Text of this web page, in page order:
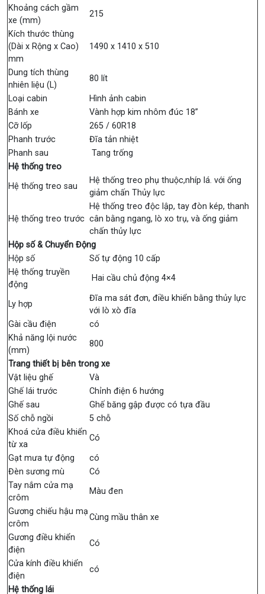
Khoảng cách gầm
xe (mm)
215
Kích thước thùng
(Dài x Rộng x Cao)
mm
1490 x 1410 x 510
Dung tích thùng
nhiên liệu (L)
80 lít
Loại cabin
Hình ảnh cabin
Bánh xe
Vành hợp kim nhôm đúc 18”
Cỡ lốp
265 / 60R18
Phanh trước
Đĩa tản nhiệt
Phanh sau
Tang trống
Hệ thống treo
Hệ thống treo sau
Hệ thống treo phụ thuộc,nhíp lá. với ống
giảm chấn Thủy lực
Hệ thống treo trước
Hệ thống treo độc lập, tay đòn kép, thanh
cân bằng ngang, lò xo trụ, và ống giảm
chấn thủy lực
Hộp số & Chuyển Động
Hộp số
Số tự động 10 cấp
Hệ thống truyền
động
Hai cầu chủ động 4×4
Ly hợp
Đĩa ma sát đơn, điều khiển bằng thủy lực
với lò xò đĩa
Gài cầu điện
có
Khả năng lội nước
(mm)
800
Trang thiết bị bên trong xe
Vật liệu ghế
Và
Ghế lái trước
Chỉnh điện 6 hướng
Ghế sau
Ghế băng gập được có tựa đầu
Số chỗ ngồi
5 chỗ
Khoá cửa điều khiển
từ xa
Có
Gạt mưa tự động
có
Đèn sương mù
Có
Tay nắm cửa mạ
crôm
Màu đen
Gương chiếu hậu mạ
crôm
Cùng mầu thân xe
Gương điều khiển
điện
Có
Cửa kính điều khiển
điện
có
Hệ thống lái